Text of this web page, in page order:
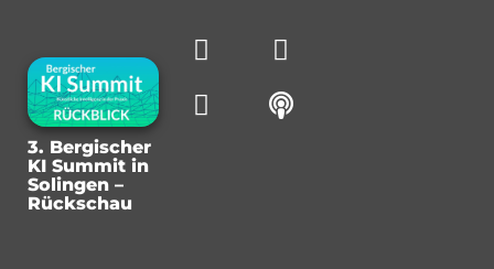
3. Bergischer
KI Summit in
Solingen –
Rückschau